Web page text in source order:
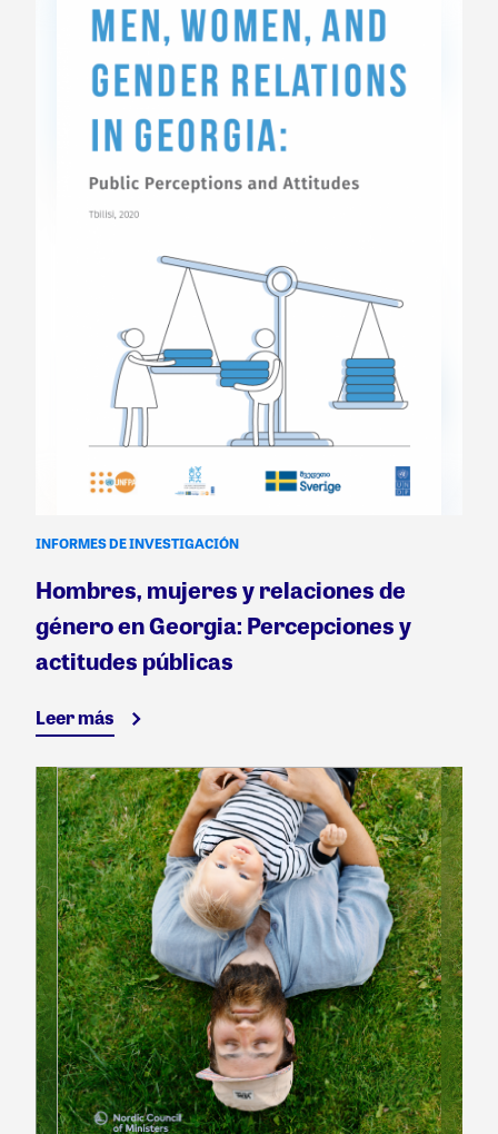
INFORMES DE INVESTIGACIÓN
Hombres, mujeres y relaciones de
género en Georgia: Percepciones y
actitudes públicas
Leer más